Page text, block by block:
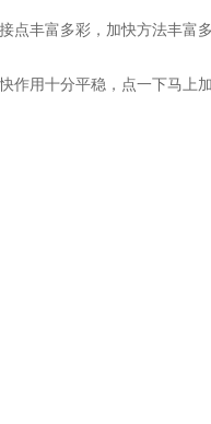
点丰富多彩，加快方法丰富
作用十分平稳，点一下马上